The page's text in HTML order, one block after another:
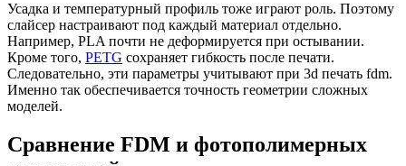
Усадка и температурный профиль тоже играют роль. Поэтому
слайсер настраивают под каждый материал отдельно.
Например, PLA почти не деформируется при остывании.
Кроме того, PETG сохраняет гибкость после печати.
Следовательно, эти параметры учитывают при 3d печать fdm.
Именно так обеспечивается точность геометрии сложных
моделей.
Сравнение FDM и фотополимерных